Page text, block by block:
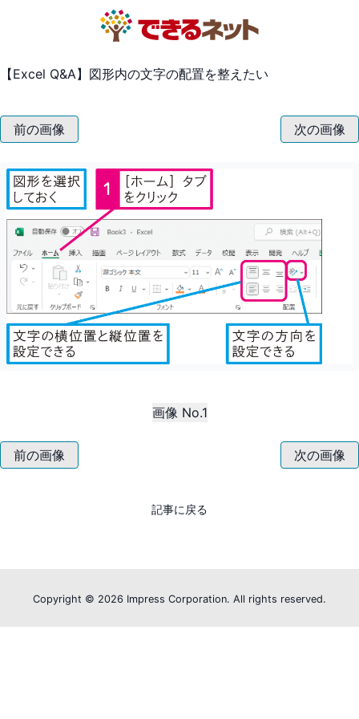
【Excel Q&A】図形内の文字の配置を整えたい
前の画像 次の画像
画像 No.1
前の画像 次の画像
記事に戻る
Copyright © 2026 Impress Corporation. All rights reserved.